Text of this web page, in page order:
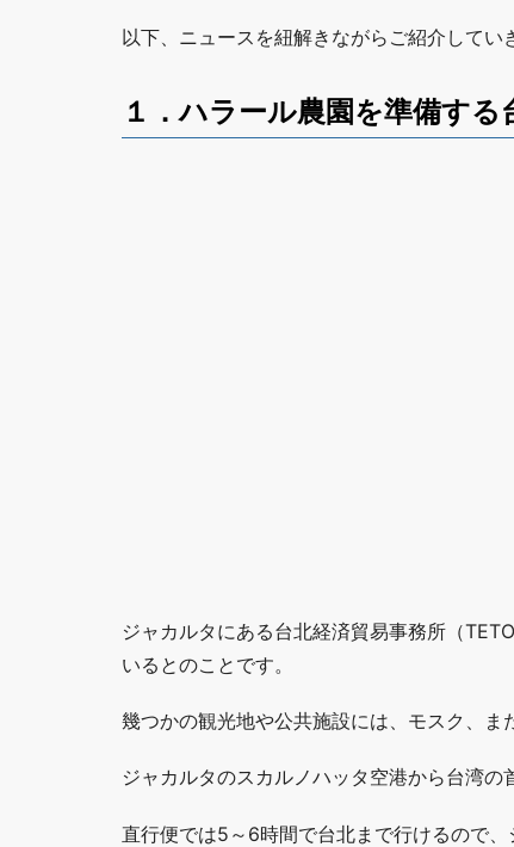
以下、ニュースを紐解きながらご紹介してい
１．ハラール農園を準備する
ジャカルタにある台北経済貿易事務所（
いるとのことです。
幾つかの観光地や公共施設には、モスク、ま
ジャカルタのスカルノハッタ空港から台湾の
直行便では5～6時間で台北まで行けるので